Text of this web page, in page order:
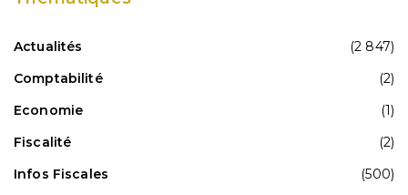
Actualités
(2 847)
Comptabilité
(2)
Economie
(1)
Fiscalité
(2)
Infos Fiscales
(500)